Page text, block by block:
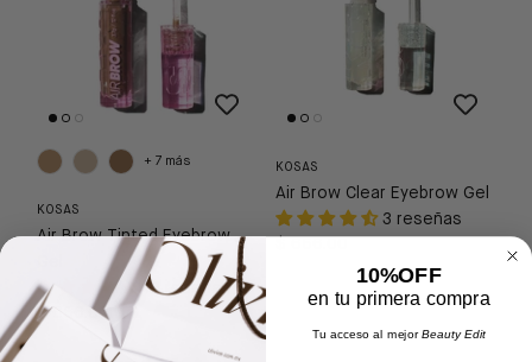
KOSAS
Air Brow Tinted Eyebrow
12 reseñas
$ 656.00
+ 7 más KOSAS
Air Brow Clear Eyebrow Gel
3 reseñas
10%OFF
en tu primera compra
Tu acceso al mejorBeauty Edit